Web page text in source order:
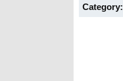
Category: